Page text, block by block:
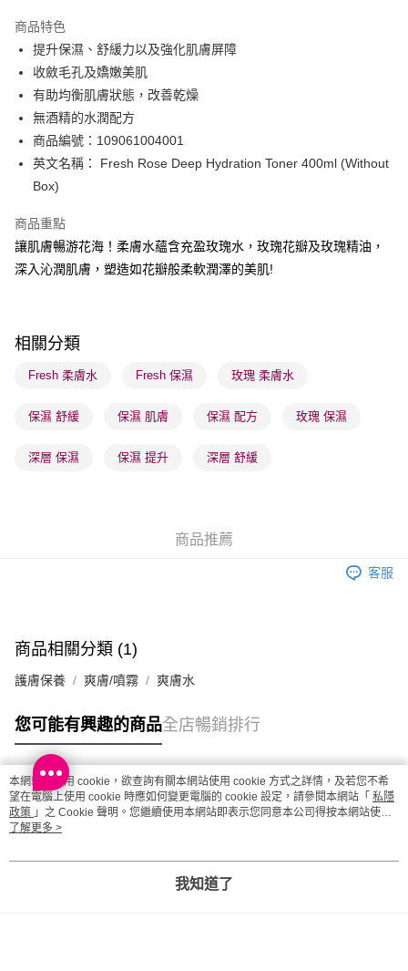
PayMe
WeChat Pay
BoC Pay
送貨方式
順豐自助櫃 - 確認發貨後1-3個工作天送達
順豐站及營業點 - 確認發貨後1-3個工作天送達
每筆HK$65.00，滿HK$300.00或以上免運費
每筆HK$65.00，滿HK$300.00或以上免運費
(香港門市) 只顯示可選門市。確認發貨後2-5個工作天到店，3天內
取。逾期會取消訂單，並不會安排重寄
(澳門門市) 只顯示可選門市。確認發貨後2-5個工作天到店，3天內
澳門地區配送 - 確認發貨後1-4個工作天送達
商品特色
提升保濕、舒緩力以及強化肌膚屏障
收斂毛孔及嬌嫩美肌
有助均衡肌膚狀態，改善乾燥
無酒精的水潤配方
商品編號：109061004001
英文名稱： Fresh Rose Deep Hydration Toner 400ml (Without
Box)
商品重點
讓肌膚暢游花海！柔膚水蘊含充盈玫瑰水，玫瑰花瓣及玫瑰精油，
深入沁潤肌膚，塑造如花瓣般柔軟潤澤的美肌!
相關分類
Fresh 柔膚水 Fresh 保濕 玫瑰 柔膚水
保濕 舒緩 保濕 肌膚 保濕 配方 玫瑰 保濕
深層 保濕 保濕 提升 深層 舒緩
商品推薦
客服
商品相關分類 (1)
護膚保養 爽膚/噴霧 爽膚水
您可能有興趣的商品全店暢銷排行
熱門標籤
熱銷排行
本網站中使用 cookie，欲查詢有關本網站使用 cookie 方式之詳情，及若您不希
望在電腦上使用 cookie 時應如何變更電腦的 cookie 設定，請參閱本網站「 私隱
政策 」之 Cookie 聲明。您繼續使用本網站即表示您同意本公司得按本網站使用
條款之 Cookie 聲明使用 cookie。
了解更多 >
我知道了